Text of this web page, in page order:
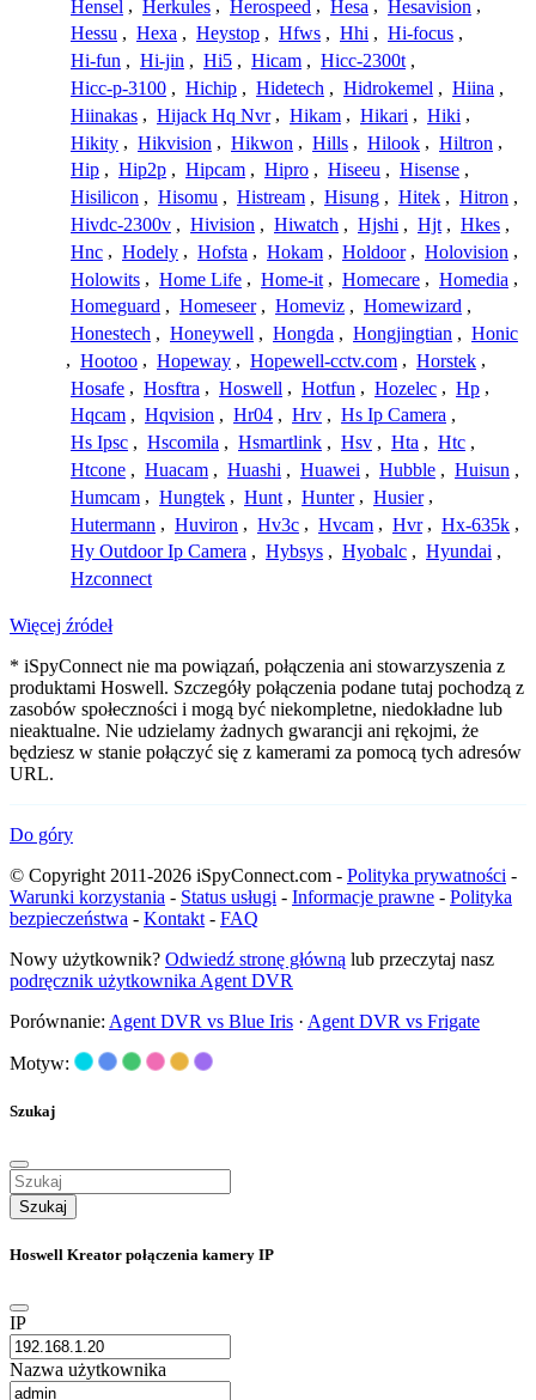
Hensel , Herkules , Herospeed , Hesa , Hesavision ,
Hessu , Hexa , Heystop , Hfws , Hhi , Hi-focus ,
Hi-fun , Hi-jin , Hi5 , Hicam , Hicc-2300t ,
Hicc-p-3100 , Hichip , Hidetech , Hidrokemel , Hiina ,
Hiinakas , Hijack Hq Nvr , Hikam , Hikari , Hiki ,
Hikity , Hikvision , Hikwon , Hills , Hilook , Hiltron ,
Hip , Hip2p , Hipcam , Hipro , Hiseeu , Hisense ,
Hisilicon , Hisomu , Histream , Hisung , Hitek , Hitron ,
Hivdc-2300v , Hivision , Hiwatch , Hjshi , Hjt , Hkes ,
Hnc , Hodely , Hofsta , Hokam , Holdoor , Holovision ,
Holowits , Home Life , Home-it , Homecare , Homedia ,
Homeguard , Homeseer , Homeviz , Homewizard ,
Honestech , Honeywell , Hongda , Hongjingtian , Honic
, Hootoo , Hopeway , Hopewell-cctv.com , Horstek ,
Hosafe , Hosftra , Hoswell , Hotfun , Hozelec , Hp ,
Hqcam , Hqvision , Hr04 , Hrv , Hs Ip Camera ,
Hs Ipsc , Hscomila , Hsmartlink , Hsv , Hta , Htc ,
Htcone , Huacam , Huashi , Huawei , Hubble , Huisun ,
Humcam , Hungtek , Hunt , Hunter , Husier ,
Hutermann , Huviron , Hv3c , Hvcam , Hvr , Hx-635k ,
Hy Outdoor Ip Camera , Hybsys , Hyobalc , Hyundai ,
Hzconnect
Więcej źródeł
* iSpyConnect nie ma powiązań, połączenia ani stowarzyszenia z
produktami Hoswell. Szczegóły połączenia podane tutaj pochodzą z
zasobów społeczności i mogą być niekompletne, niedokładne lub
nieaktualne. Nie udzielamy żadnych gwarancji ani rękojmi, że
będziesz w stanie połączyć się z kamerami za pomocą tych adresów
URL.
Do góry
© Copyright 2011-2026 iSpyConnect.com - Polityka prywatności -
Warunki korzystania - Status usługi - Informacje prawne - Polityka
bezpieczeństwa - Kontakt - FAQ
Nowy użytkownik? Odwiedź stronę główną lub przeczytaj nasz
podręcznik użytkownika Agent DVR
Porównanie: Agent DVR vs Blue Iris · Agent DVR vs Frigate
Motyw:
Szukaj
Szukaj
Hoswell Kreator połączenia kamery IP
IP
Nazwa użytkownika